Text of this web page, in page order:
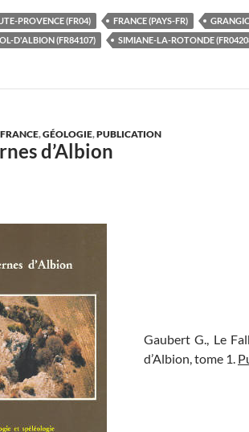
PROVENCE (FR04) FRANCE (PAYS-FR)
D'ALBION (FR84107)
SIMIANE-LA-ROTONDE
FRANCE,GÉOLOGIE,PUBLICATION
d’Albion
Gaubert G., Le
d’Albion, tome 1.